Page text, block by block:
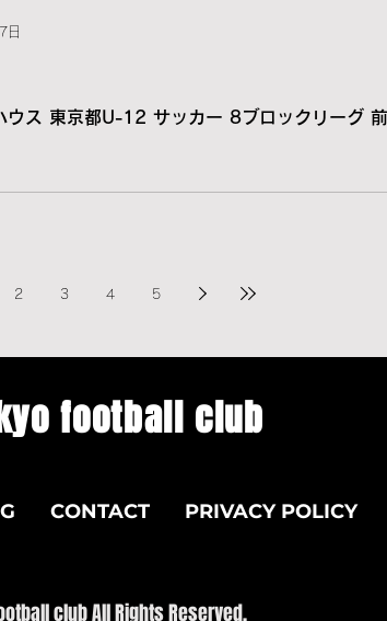
ウス 東京都U-12 サッカー 8ブロックリーグ
日
2 3 4 5
football club
CONTACT PRIVACY POLICY
club All Rights Reserved.